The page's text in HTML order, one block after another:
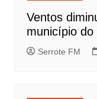
Ventos
município do
Serrote FM